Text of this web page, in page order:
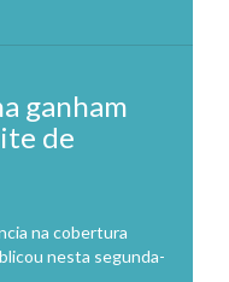
ganham
de
na cobertura
nesta segunda-